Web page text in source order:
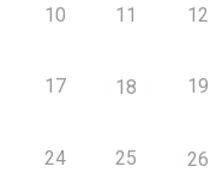
10 11 12
17 18 19
24 25 26